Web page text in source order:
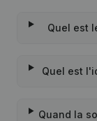
Quel est
Quel est
Quand la